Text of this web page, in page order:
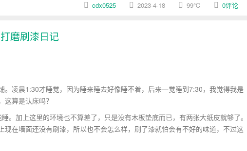
cdx0525 2023-4-18 99℃ 0评论
磨刷漆日记
。凌晨1:30才睡觉，因为睡来睡去好像睡不着，后来一觉睡到7:30，我觉得我是
算是认床吗？
。加上这里的环境也不算差了，只是没有木板垫底而已，有两张大纸皮就够了。
在墙面还没有刷漆，所以也不会怎么样，刷了漆就怕会有不好的味道，不过这